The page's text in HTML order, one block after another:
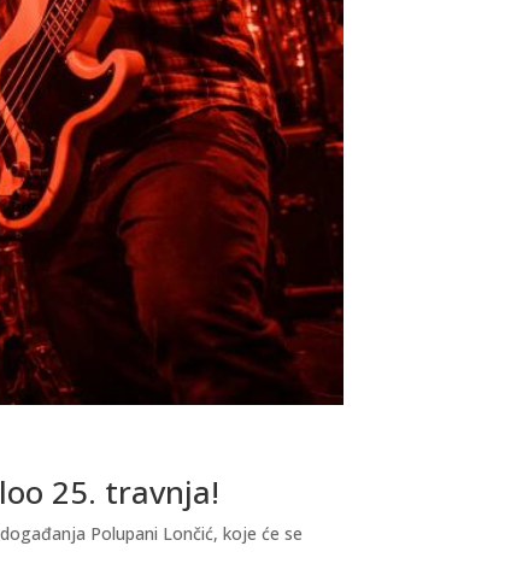
25. travnja!
Polupani Lončić, koje će se